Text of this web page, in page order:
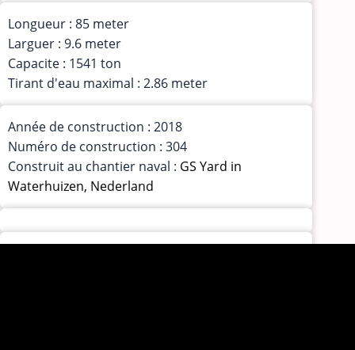
Longueur : 85 meter
Larguer : 9.6 meter
Capacite : 1541 ton
Tirant d'eau maximal : 2.86 meter
Année de construction : 2018
Numéro de construction : 304
Construit au chantier naval : GS Yard in
Waterhuizen, Nederland